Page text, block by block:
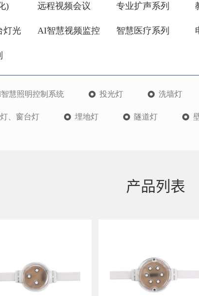
) 远程视频会议 专业扩声系列
灯光 AI智慧视频监控 智慧医疗系列
慧照明控制系统 投光灯 洗墙灯
、窗台灯 埋地灯 隧道灯
产品列表